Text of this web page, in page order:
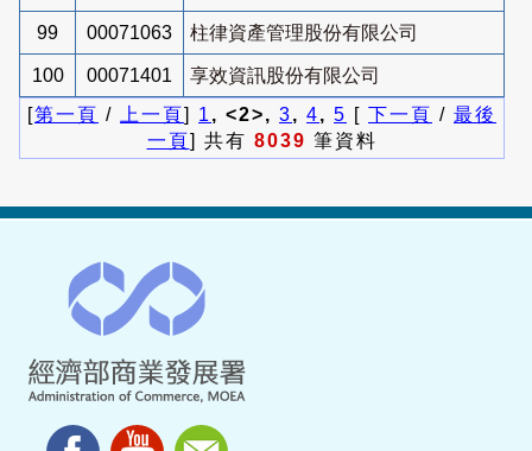
99 00071063 柱律資產管理股份有限公司
100 00071401
享效資訊股份有限公司
[第一頁 / 上一頁] 1 , <2>, 3, 4, 5 [ 下一頁 / 最後
一頁] 共有 8039 筆資料